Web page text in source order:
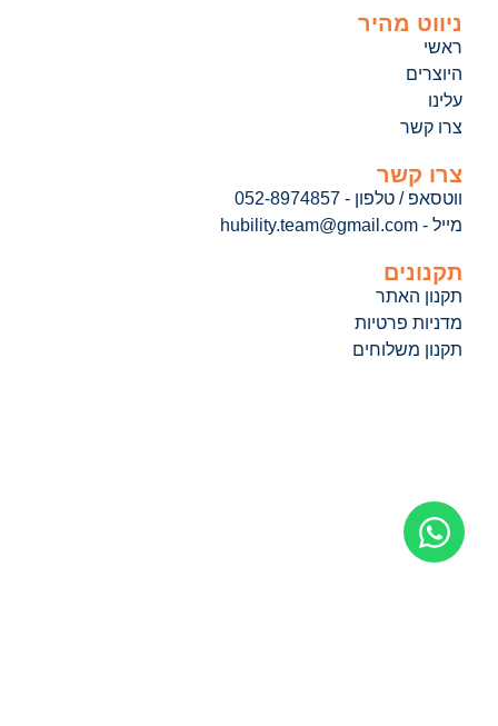
ניווט מהיר
ראשי
היוצרים
עלינו
צרו קשר
צרו קשר
ווטסאפ / טלפון - 052-8974857
מייל - hubility.team@gmail.com
תקנונים
תקנון האתר
מדניות פרטיות
תקנון משלוחים